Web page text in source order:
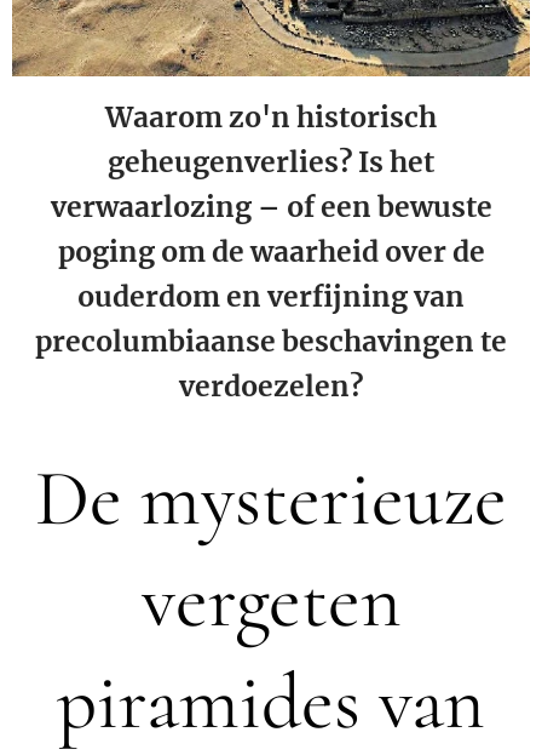
Waarom zo'n historisch
geheugenverlies? Is het
verwaarlozing – of een bewuste
poging om de waarheid over de
ouderdom en verfijning van
precolumbiaanse beschavingen te
verdoezelen?
De mysterieuze
vergeten
piramides van